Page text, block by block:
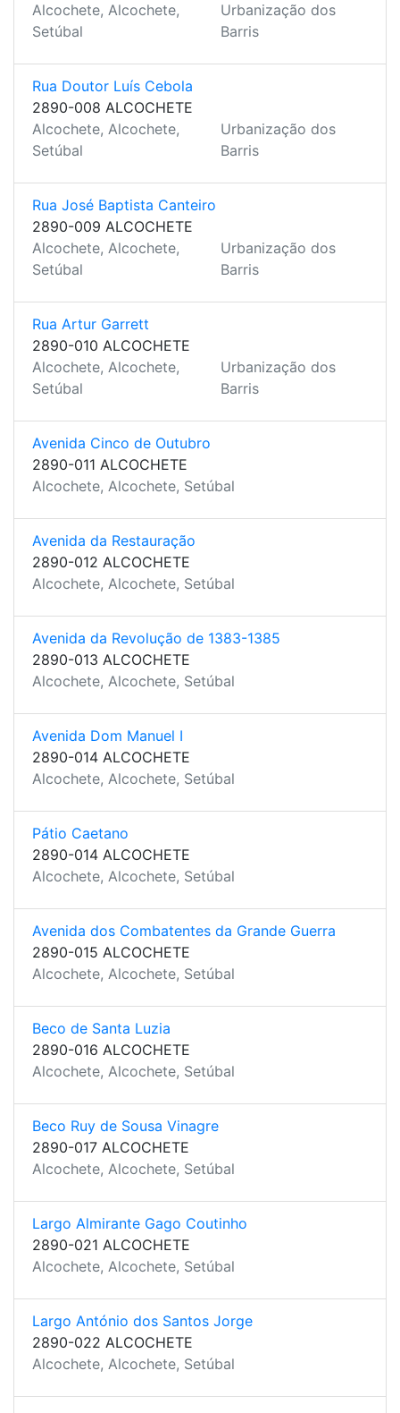
Alcochete, Alcochete,
Setúbal
Urbanização dos
Barris
Rua Doutor Luís Cebola
2890-008 ALCOCHETE
Alcochete, Alcochete,
Setúbal
Urbanização dos
Barris
Rua José Baptista Canteiro
2890-009 ALCOCHETE
Alcochete, Alcochete,
Setúbal
Urbanização dos
Barris
Rua Artur Garrett
2890-010 ALCOCHETE
Alcochete, Alcochete,
Setúbal
Urbanização dos
Barris
Avenida Cinco de Outubro
2890-011 ALCOCHETE
Alcochete, Alcochete, Setúbal
Avenida da Restauração
2890-012 ALCOCHETE
Alcochete, Alcochete, Setúbal
Avenida da Revolução de 1383-1385
2890-013 ALCOCHETE
Alcochete, Alcochete, Setúbal
Avenida Dom Manuel I
2890-014 ALCOCHETE
Alcochete, Alcochete, Setúbal
Pátio Caetano
2890-014 ALCOCHETE
Alcochete, Alcochete, Setúbal
Avenida dos Combatentes da Grande Guerra
2890-015 ALCOCHETE
Alcochete, Alcochete, Setúbal
Beco de Santa Luzia
2890-016 ALCOCHETE
Alcochete, Alcochete, Setúbal
Beco Ruy de Sousa Vinagre
2890-017 ALCOCHETE
Alcochete, Alcochete, Setúbal
Largo Almirante Gago Coutinho
2890-021 ALCOCHETE
Alcochete, Alcochete, Setúbal
Largo António dos Santos Jorge
2890-022 ALCOCHETE
Alcochete, Alcochete, Setúbal